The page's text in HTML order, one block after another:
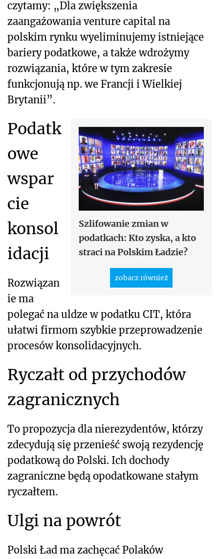
czytamy: „Dla zwiększenia
zaangażowania venture capital na
polskim rynku wyeliminujemy istniejące
bariery podatkowe, a także wdrożymy
rozwiązania, które w tym zakresie
funkcjonują np. we Francji i Wielkiej
Brytanii”.
Szlifowanie zmian w
podatkach: Kto zyska, a kto
straci na Polskim Ładzie?
zobacz również
Podatk
owe
wspar
cie
konsol
idacji
Rozwiązan
ie ma
polegać na uldze w podatku CIT, która
ułatwi firmom szybkie przeprowadzenie
procesów konsolidacyjnych.
Ryczałt od przychodów
zagranicznych
To propozycja dla nierezydentów, którzy
zdecydują się przenieść swoją rezydencję
podatkową do Polski. Ich dochody
zagraniczne będą opodatkowane stałym
ryczałtem.
Ulgi na powrót
Polski Ład ma zachęcać Polaków